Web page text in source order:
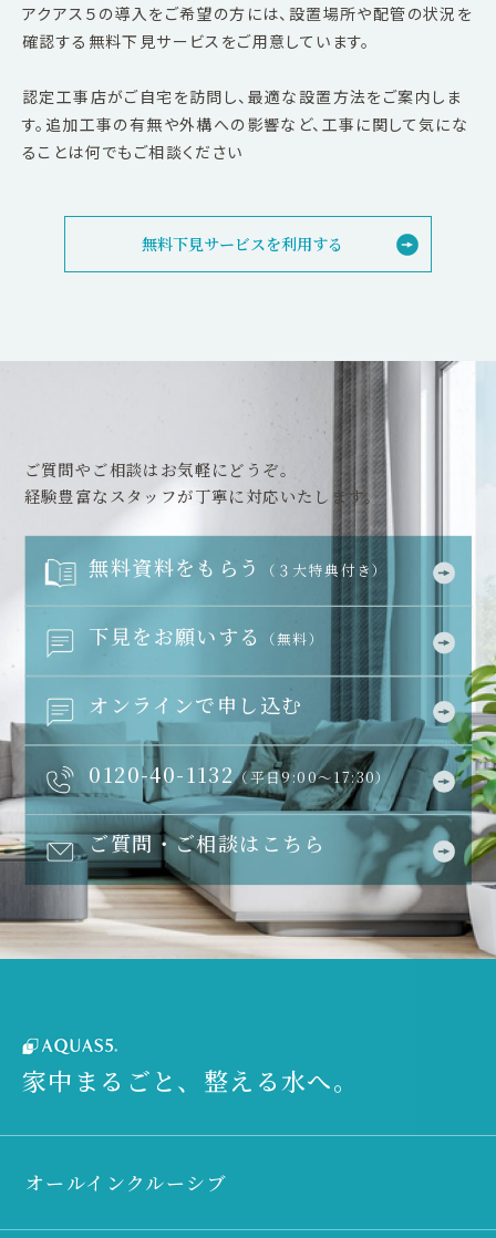
アクアス５の導入をご希望の方には、設置場所や配管の状況を
確認する無料下見サービスをご用意しています。
認定工事店がご自宅を訪問し、最適な設置方法をご案内しま
す。追加工事の有無や外構への影響など、工事に関して気にな
ることは何でもご相談ください
無料下見サービスを利用する
ご質問やご相談はお気軽にどうぞ。
経験豊富なスタッフが丁寧に対応いたします。
無料資料をもらう （３大特典付き）
下見をお願いする （無料）
オンラインで申し込む
0120-40-1132（平日9:00～17:30）
ご質問・ご相談はこちら
家中まるごと、整える水へ。
オールインクルーシブ